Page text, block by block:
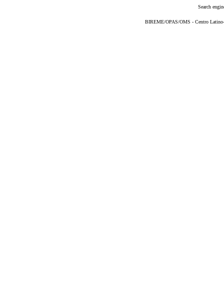
Search
BIREME/OPAS/OMS - Centro Latino-